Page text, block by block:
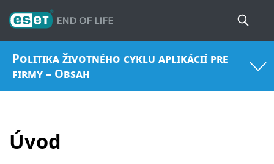
Politika životného cyklu aplikácií pre
firmy – Obsah
Úvod